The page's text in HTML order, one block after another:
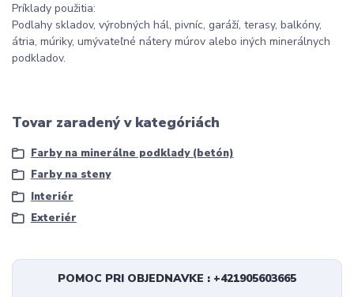
Príklady použitia:
Podlahy skladov, výrobných hál, pivníc, garáží, terasy, balkóny,
átria, múriky, umývateľné nátery múrov alebo iných minerálnych
podkladov.
Tovar zaradený v kategóriách
Farby na minerálne podklady (betón)
Farby na steny
Interiér
Exteriér
POMOC PRI OBJEDNAVKE : +421905603665